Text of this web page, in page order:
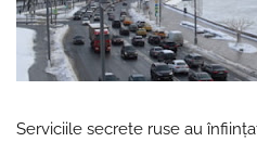
Serviciile secrete ruse au